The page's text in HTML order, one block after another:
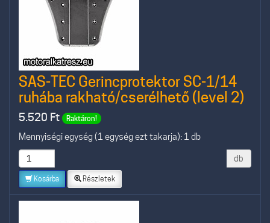
SAS-TEC Gerincprotektor SC-1/14
ruhába rakható/cserélhető (level 2)
5.520 Ft Raktáron!
Mennyiségi egység (1 egység ezt takarja): 1 db
db
Kosárba Részletek